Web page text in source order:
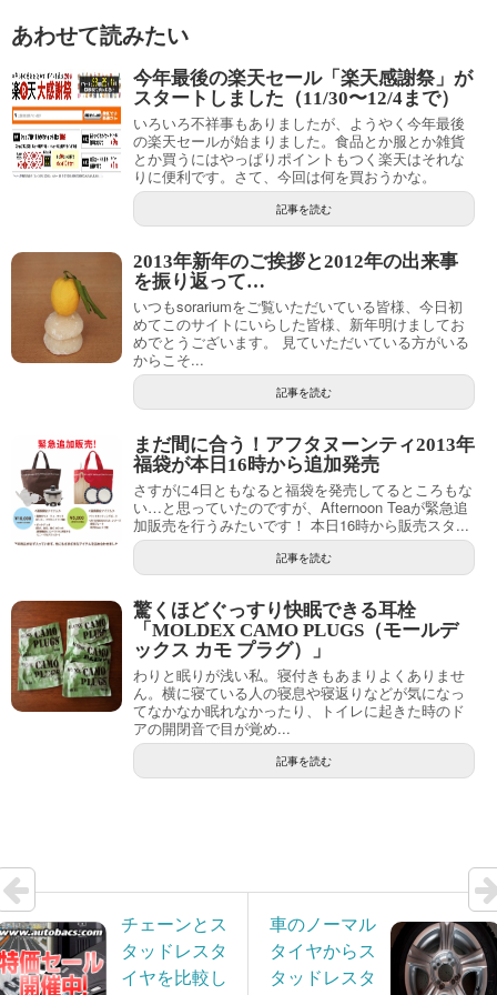
あわせて読みたい
今年最後の楽天セール「楽天感謝祭」が
スタートしました（11/30〜12/4まで）
いろいろ不祥事もありましたが、ようやく今年最後
の楽天セールが始まりました。食品とか服とか雑貨
とか買うにはやっぱりポイントもつく楽天はそれな
りに便利です。さて、今回は何を買おうかな。
記事を読む
2013年新年のご挨拶と2012年の出来事
を振り返って…
いつもsorariumをご覧いただいている皆様、今日初
めてこのサイトにいらした皆様、新年明けましてお
めでとうございます。 見ていただいている方がいる
からこそ...
記事を読む
まだ間に合う！アフタヌーンティ2013年
福袋が本日16時から追加発売
さすがに4日ともなると福袋を発売してるところもな
い…と思っていたのですが、Afternoon Teaが緊急追
加販売を行うみたいです！ 本日16時から販売スタ...
記事を読む
驚くほどぐっすり快眠できる耳栓
「MOLDEX CAMO PLUGS（モールデ
ックス カモ プラグ）」
わりと眠りが浅い私。寝付きもあまりよくありませ
ん。横に寝ている人の寝息や寝返りなどが気になっ
てなかなか眠れなかったり、トイレに起きた時のド
アの開閉音で目が覚め...
記事を読む
チェーンとス
タッドレスタ
イヤを比較し
車のノーマル
タイヤからス
タッドレスタ